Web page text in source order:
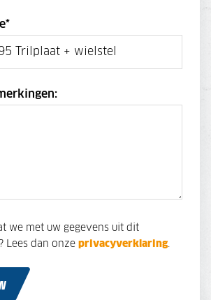
*
we met uw gegevens uit dit
Lees dan onze privacyverklaring.